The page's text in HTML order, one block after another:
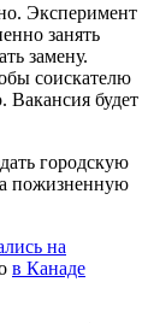
Эксперимент
занять
замену.
соискателю
Вакансия будет
городскую
пожизненную
на
в Канаде